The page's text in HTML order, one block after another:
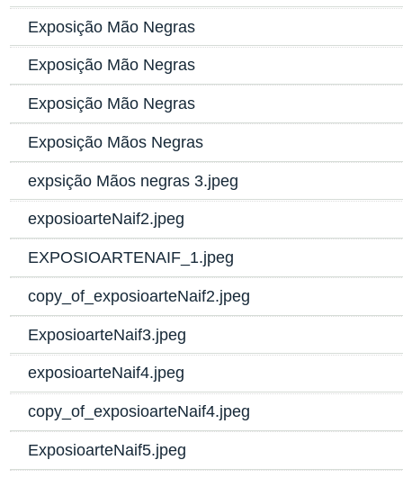
Exposição Mão Negras
Exposição Mão Negras
Exposição Mão Negras
Exposição Mãos Negras
expsição Mãos negras 3.jpeg
exposioarteNaif2.jpeg
EXPOSIOARTENAIF_1.jpeg
copy_of_exposioarteNaif2.jpeg
ExposioarteNaif3.jpeg
exposioarteNaif4.jpeg
copy_of_exposioarteNaif4.jpeg
ExposioarteNaif5.jpeg